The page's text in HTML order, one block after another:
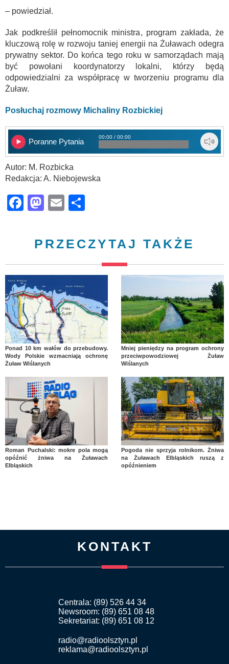
– powiedział.
Jak podkreślił pełnomocnik ministra, program zakłada, że
kluczową rolę w rozwoju taniej energii na Żuławach odegra
prywatny sektor. Do końca tego roku w samorządach mają
być powołani koordynatorzy lokalni, którzy będą
odpowiedzialni za współpracę w tworzeniu programu dla
Żuław.
Posłuchaj rozmowy Michaliny Rozbickiej
Poranne Pytania
00:00 / 00:00
Autor: M. Rozbicka
Redakcja: A. Niebojewska
Facebook
Mastodon
Email
PRZECZYTAJ TAKŻE
Ponad 10 km wałów do przebudowy.
Wody Polskie wzmacniają ochronę
Żuław Wiślanych
Mniej pieniędzy na program ochrony
przeciwpowodziowej Żuław
Wiślanych
Roman Puchalski: mokre pola mogą
opóźnić żniwa na Żuławach
Elbląskich
Pogoda nie sprzyja rolnikom. Żniwa
na Żuławach Elbląskich ruszą z
opóźnieniem
KONTAKT
Centrala: (89) 526 44 34
Newsroom: (89) 651 08 48
Sekretariat: (89) 651 08 12
radio@radioolsztyn.pl
reklama@radioolsztyn.pl